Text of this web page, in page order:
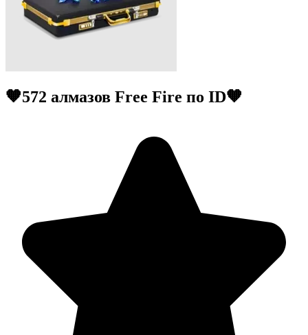
🧡572 алмазов Free Fire по ID🧡